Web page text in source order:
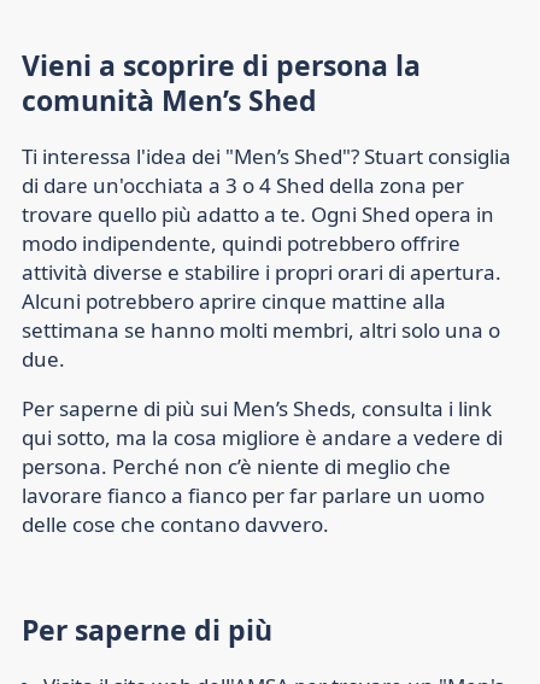
Vieni a scoprire di persona la
comunità Men’s Shed
Ti interessa l'idea dei "Men’s Shed"? Stuart consiglia
di dare un'occhiata a 3 o 4 Shed della zona per
trovare quello più adatto a te. Ogni Shed opera in
modo indipendente, quindi potrebbero offrire
attività diverse e stabilire i propri orari di apertura.
Alcuni potrebbero aprire cinque mattine alla
settimana se hanno molti membri, altri solo una o
due.
Per saperne di più sui Men’s Sheds, consulta i link
qui sotto, ma la cosa migliore è andare a vedere di
persona. Perché non c’è niente di meglio che
lavorare fianco a fianco per far parlare un uomo
delle cose che contano davvero.
Per saperne di più